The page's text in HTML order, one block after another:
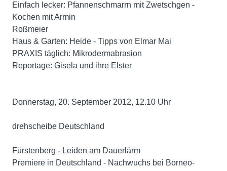
Einfach lecker: Pfannenschmarrn mit Zwetschgen -
Kochen mit Armin
Roßmeier
Haus & Garten: Heide - Tipps von Elmar Mai
PRAXIS täglich: Mikrodermabrasion
Reportage: Gisela und ihre Elster
Donnerstag, 20. September 2012, 12.10 Uhr
drehscheibe Deutschland
Fürstenberg - Leiden am Dauerlärm
Premiere in Deutschland - Nachwuchs bei Borneo-